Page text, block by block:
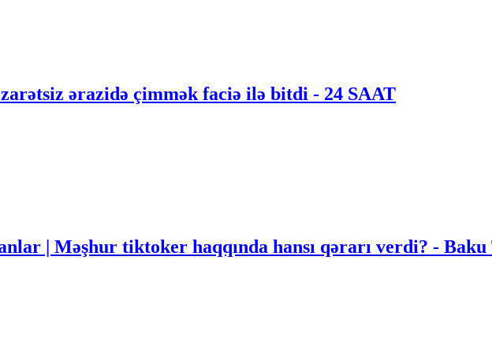
ərazidə çimmək faciə ilə bitdi - 24 SAAT
| Məşhur tiktoker haqqında hansı qərarı verdi? -